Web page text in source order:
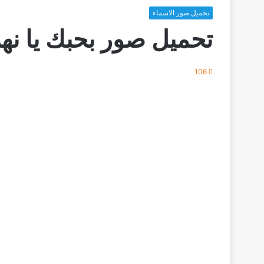
تحميل صور الاسماء
تحميل صور بحبك يا
106